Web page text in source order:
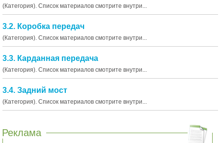
(Категория). Список материалов смотрите внутри...
3.2. Коробка передач
(Категория). Список материалов смотрите внутри...
3.3. Карданная передача
(Категория). Список материалов смотрите внутри...
3.4. Задний мост
(Категория). Список материалов смотрите внутри...
Реклама